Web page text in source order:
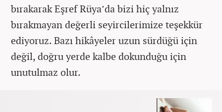
bırakarak Eşref Rüya’da bizi hiç yalnız
bırakmayan değerli seyircilerimize teşekkür
ediyoruz. Bazı hikâyeler uzun sürdüğü için
değil, doğru yerde kalbe dokunduğu için
unutulmaz olur.